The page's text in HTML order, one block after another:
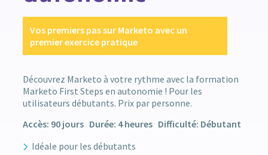
Vos premiers pas sur Marketo avec un
premier exercice pratique
Découvrez Marketo à votre rythme avec la formation
Marketo First Steps en autonomie ! Pour les
utilisateurs débutants. Prix par personne.
Accès: 90 jours Durée: 4 heures Difficulté: Débutant
Idéale pour les débutants